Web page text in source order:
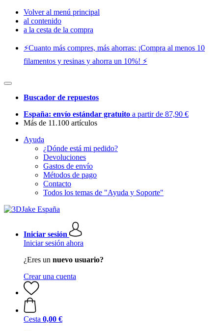
Volver al menú principal
al contenido
a la cesta de la compra
⚡️Cuanto más compres, más ahorras: ¡Compra al menos 10
filamentos y resinas y ahorra un 10%! ⚡️
Buscador de repuestos
España: envío estándar gratuito a partir de 87,90 €
Más de 11.100 artículos
Ayuda
¿Dónde está mi pedido?
Devoluciones
Gastos de envío
Métodos de pago
Contacto
Todos los temas de "Ayuda y Soporte"
Iniciar sesión
Iniciar sesión ahora
¿Eres un nuevo usuario?
Crear una cuenta
Cesta 0,00 €